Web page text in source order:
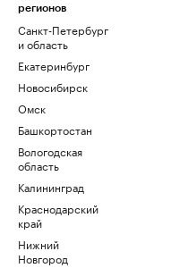
регионов
Санкт-Петербург
и область
Екатеринбург
Новосибирск
Омск
Башкортостан
Вологодская
область
Калининград
Краснодарский
край
Нижний
Новгород